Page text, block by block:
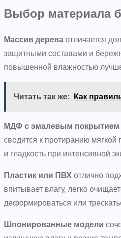
Выбор материала
Массив дерева отличается
защитными составами и
повышенной влажностью
Читать так же: Как
МДФ с эмалевым покрытием
сводится к протиранию
и гладкость при интенсивной
Пластик или ПВХ отлично
впитывает влагу, легко
деформироваться или
Шпонированные модели